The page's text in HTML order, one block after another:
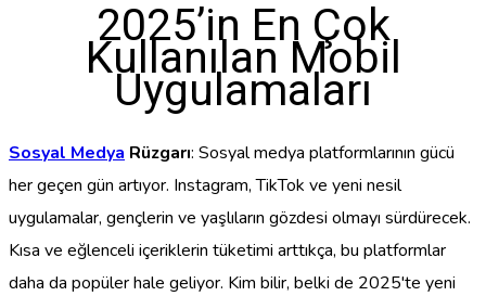
2025’in En Çok
Kullanılan Mobil
Uygulamaları
Sosyal Medya Rüzgarı: Sosyal medya platformlarının gücü
her geçen gün artıyor. Instagram, TikTok ve yeni nesil
uygulamalar, gençlerin ve yaşlıların gözdesi olmayı sürdürecek.
Kısa ve eğlenceli içeriklerin tüketimi arttıkça, bu platformlar
daha da popüler hale geliyor. Kim bilir, belki de 2025'te yeni